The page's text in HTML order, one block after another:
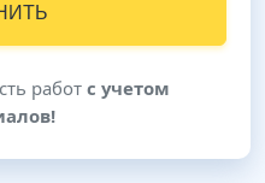
работ с учетом